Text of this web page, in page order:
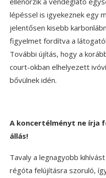
lépéssel is igyekeznek egy
jelentősen kisebb
figyelmet fordítva a
További újítás, hogy a
court-okban elhelyezett
bővülnek idén.
A koncertélményt ne írja
állás!
Tavaly a legnagyobb
régóta felújításra szoruló,